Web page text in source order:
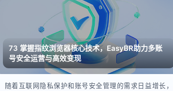
73 掌握指纹浏览器核心技术，EasyBR助力多账
号安全运营与高效变现
随着互联网隐私保护和账号安全管理的需求日益增长，